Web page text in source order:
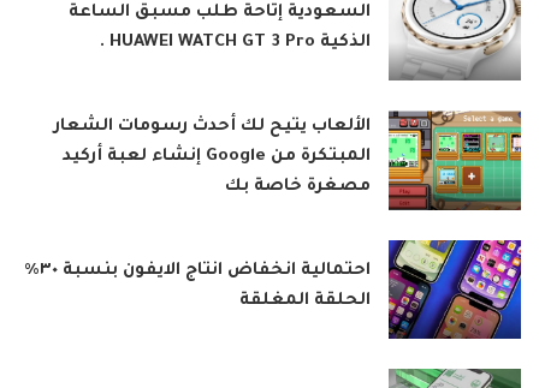
السعودية إتاحة طلب مسبق الساعة
الذكية HUAWEI WATCH GT 3 Pro .
الألعاب يتيح لك أحدث رسومات الشعار
المبتكرة من Google إنشاء لعبة أركيد
مصغرة خاصة بك
احتمالية انخفاض انتاج الايفون بنسبة ٣٠٪
الحلقة المغلقة